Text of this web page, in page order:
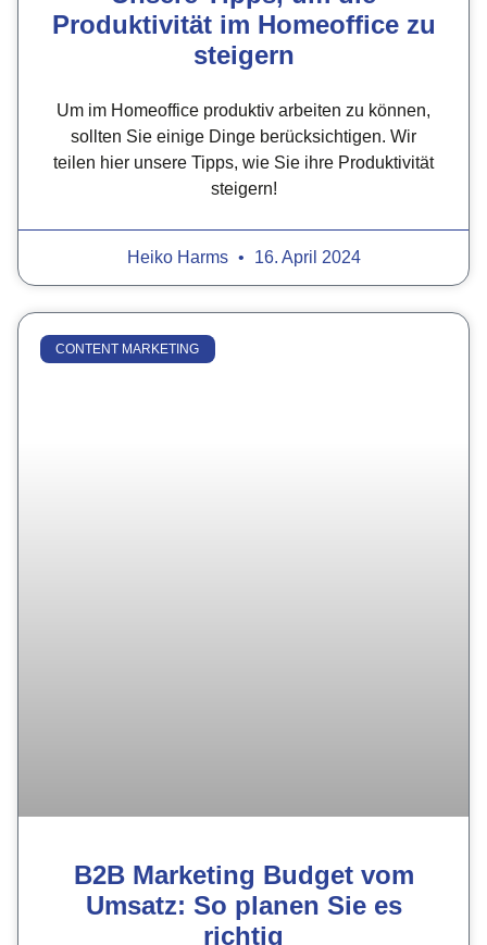
Produktivität im Homeoffice zu
steigern
Um im Homeoffice produktiv arbeiten zu können,
sollten Sie einige Dinge berücksichtigen. Wir
teilen hier unsere Tipps, wie Sie ihre Produktivität
steigern!
Heiko Harms 16. April 2024
CONTENT MARKETING
B2B Marketing Budget vom
Umsatz: So planen Sie es
richtig